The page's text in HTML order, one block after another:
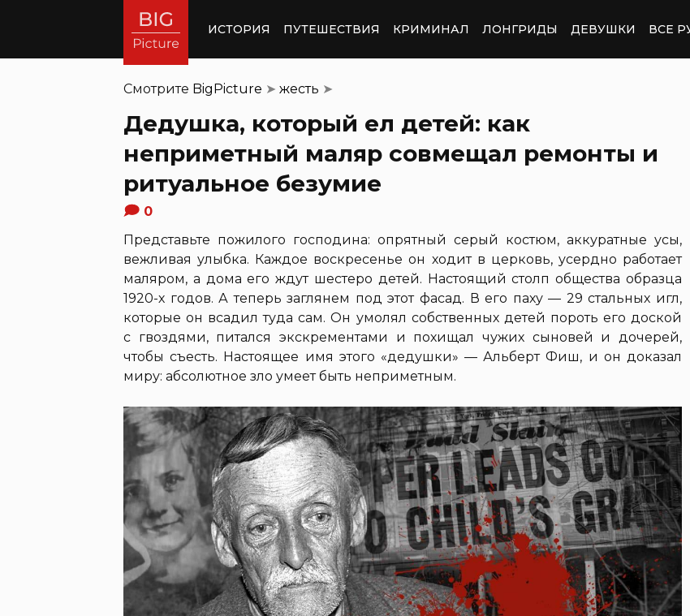
ИСТОРИЯ ПУТЕШЕСТВИЯ КРИМИНАЛ ЛОНГРИДЫ ДЕВУШКИ ВСЕ
Смотрите BigPicture ➤ жесть ➤
Дедушка, который ел детей: как
неприметный маляр совмещал ремонты и
ритуальное безумие
0
Представьте пожилого господина: опрятный серый костюм, аккуратные усы,
вежливая улыбка. Каждое воскресенье он ходит в церковь, усердно работает
маляром, а дома его ждут шестеро детей. Настоящий столп общества образца
1920-х годов. А теперь заглянем под этот фасад. В его паху — 29 стальных игл,
которые он всадил туда сам. Он умолял собственных детей пороть его доской
с гвоздями, питался экскрементами и похищал чужих сыновей и дочерей,
чтобы съесть. Настоящее имя этого «дедушки» — Альберт Фиш, и он доказал
миру: абсолютное зло умеет быть неприметным.